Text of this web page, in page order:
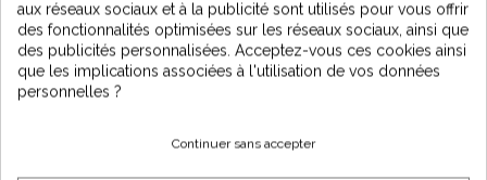
Traitement UV piscine
aux réseaux sociaux et à la publicité sont utilisés pour vous offrir
des fonctionnalités optimisées sur les réseaux sociaux, ainsi que
des publicités personnalisées. Acceptez-vous ces cookies ainsi
que les implications associées à l'utilisation de vos données
personnelles ?
Continuer sans accepter